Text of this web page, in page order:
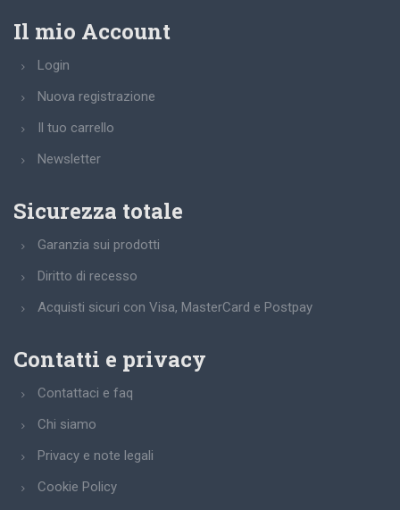
Il mio Account
Login
Nuova registrazione
Il tuo carrello
Newsletter
Sicurezza totale
Garanzia sui prodotti
Diritto di recesso
Acquisti sicuri con Visa, MasterCard e Postpay
Contatti e privacy
Contattaci e faq
Chi siamo
Privacy e note legali
Cookie Policy